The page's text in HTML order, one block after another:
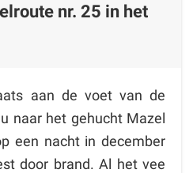
nr. 25 in het
aan de voet van de
naar het gehucht Mazel
een nacht in december
door brand. Al het vee